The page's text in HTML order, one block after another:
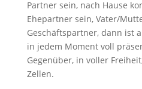
Partner sein, nach Hause
Ehepartner sein, Vater/
Geschäftspartner, dann ist
in jedem Moment voll
Gegenüber, in voller
Zellen.